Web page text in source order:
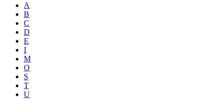
A
B
C
D
E
I
M
O
S
T
U